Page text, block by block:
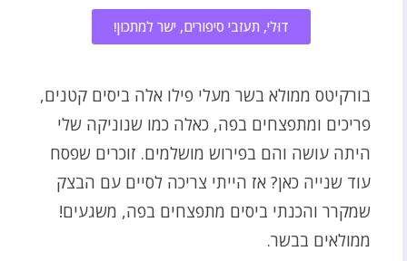
דוּלי, תעזבי סיפורים, ישר למתכון!
בורקיטס ממולא בשר מעלי פילו אלה ביסים קטנים,
פריכים ומתפצחים בפה, כאלה כמו שנוניקה שלי
היתה עושה והם בפירוש מושלמים. זוכרים שפסח
עוד שנייה כאן? אז הייתי צריכה לסיים עם הבצק
שמקרר והכנתי ביסים מתפצחים בפה, משגעים!
ממולאים בבשר.